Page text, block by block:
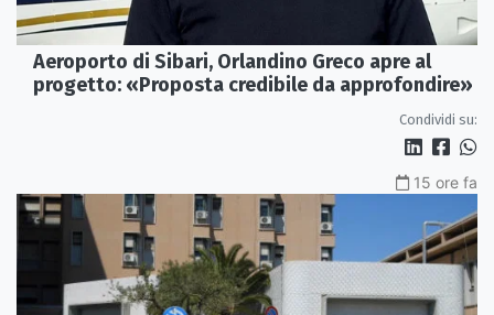
Aeroporto di Sibari, Orlandino Greco apre al
progetto: «Proposta credibile da approfondire»
Condividi su:
15 ore fa